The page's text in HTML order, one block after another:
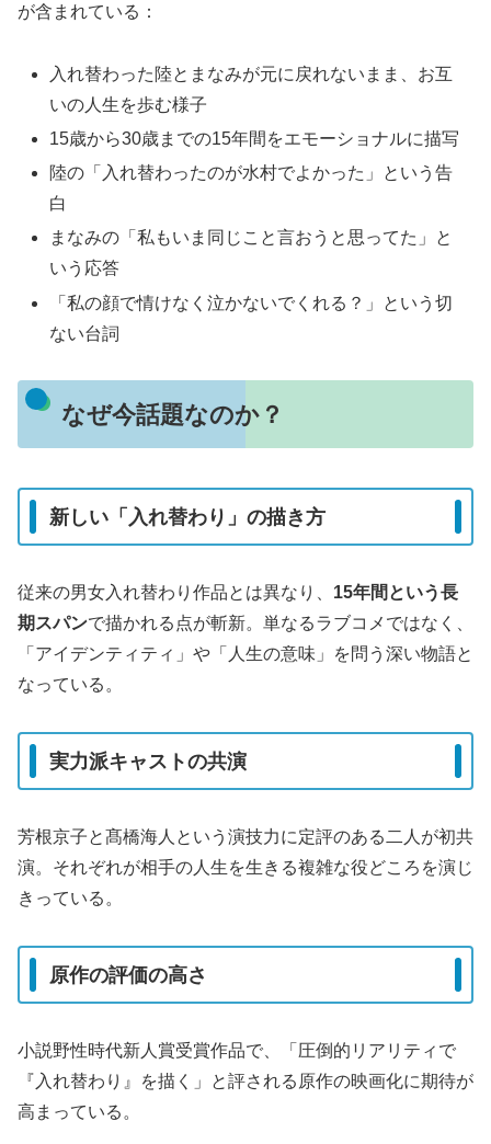
が含まれている：
入れ替わった陸とまなみが元に戻れないまま、お互
いの人生を歩む様子
15歳から30歳までの15年間をエモーショナルに描写
陸の「入れ替わったのが水村でよかった」という告
白
まなみの「私もいま同じこと言おうと思ってた」と
いう応答
「私の顔で情けなく泣かないでくれる？」という切
ない台詞
なぜ今話題なのか？
新しい「入れ替わり」の描き方
従来の男女入れ替わり作品とは異なり、 15年間という長
期スパンで描かれる点が斬新。単なるラブコメではなく、
「アイデンティティ」や「人生の意味」を問う深い物語と
なっている。
実力派キャストの共演
芳根京子と髙橋海人という演技力に定評のある二人が初共
演。それぞれが相手の人生を生きる複雑な役どころを演じ
きっている。
原作の評価の高さ
小説野性時代新人賞受賞作品で、「圧倒的リアリティで
『入れ替わり』を描く」と評される原作の映画化に期待が
高まっている。